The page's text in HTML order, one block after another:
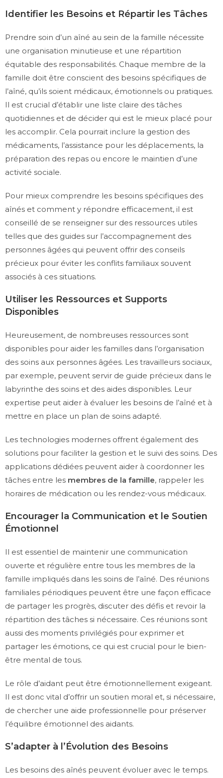
Identifier les Besoins et Répartir les Tâches
Prendre soin d’un aîné au sein de la famille nécessite
une organisation minutieuse et une répartition
équitable des responsabilités. Chaque membre de la
famille doit être conscient des besoins spécifiques de
l’aîné, qu’ils soient médicaux, émotionnels ou pratiques.
Il est crucial d’établir une liste claire des tâches
quotidiennes et de décider qui est le mieux placé pour
les accomplir. Cela pourrait inclure la gestion des
médicaments, l’assistance pour les déplacements, la
préparation des repas ou encore le maintien d’une
activité sociale.
Pour mieux comprendre les besoins spécifiques des
aînés et comment y répondre efficacement, il est
conseillé de se renseigner sur des ressources utiles
telles que des guides sur l’accompagnement des
personnes âgées qui peuvent offrir des conseils
précieux pour éviter les conflits familiaux souvent
associés à ces situations.
Utiliser les Ressources et Supports
Disponibles
Heureusement, de nombreuses ressources sont
disponibles pour aider les familles dans l’organisation
des soins aux personnes âgées. Les travailleurs sociaux,
par exemple, peuvent servir de guide précieux dans le
labyrinthe des soins et des aides disponibles. Leur
expertise peut aider à évaluer les besoins de l’aîné et à
mettre en place un plan de soins adapté.
Les technologies modernes offrent également des
solutions pour faciliter la gestion et le suivi des soins. Des
applications dédiées peuvent aider à coordonner les
tâches entre les membres de la famille, rappeler les
horaires de médication ou les rendez-vous médicaux.
Encourager la Communication et le Soutien
Émotionnel
Il est essentiel de maintenir une communication
ouverte et régulière entre tous les membres de la
famille impliqués dans les soins de l’aîné. Des réunions
familiales périodiques peuvent être une façon efficace
de partager les progrès, discuter des défis et revoir la
répartition des tâches si nécessaire. Ces réunions sont
aussi des moments privilégiés pour exprimer et
partager les émotions, ce qui est crucial pour le bien-
être mental de tous.
Le rôle d’aidant peut être émotionnellement exigeant.
Il est donc vital d’offrir un soutien moral et, si nécessaire,
de chercher une aide professionnelle pour préserver
l’équilibre émotionnel des aidants.
S’adapter à l’Évolution des Besoins
Les besoins des aînés peuvent évoluer avec le temps.